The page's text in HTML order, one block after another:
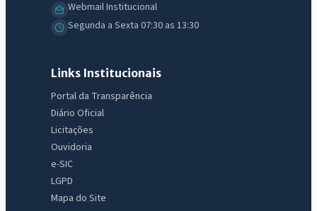
Webmail Institucional
Segunda a Sexta 07:30 as 13:30
Links Institucionais
Portal da Transparência
Diário Oficial
Licitações
Ouvidoria
e-SIC
LGPD
Mapa do Site
IntGest AI